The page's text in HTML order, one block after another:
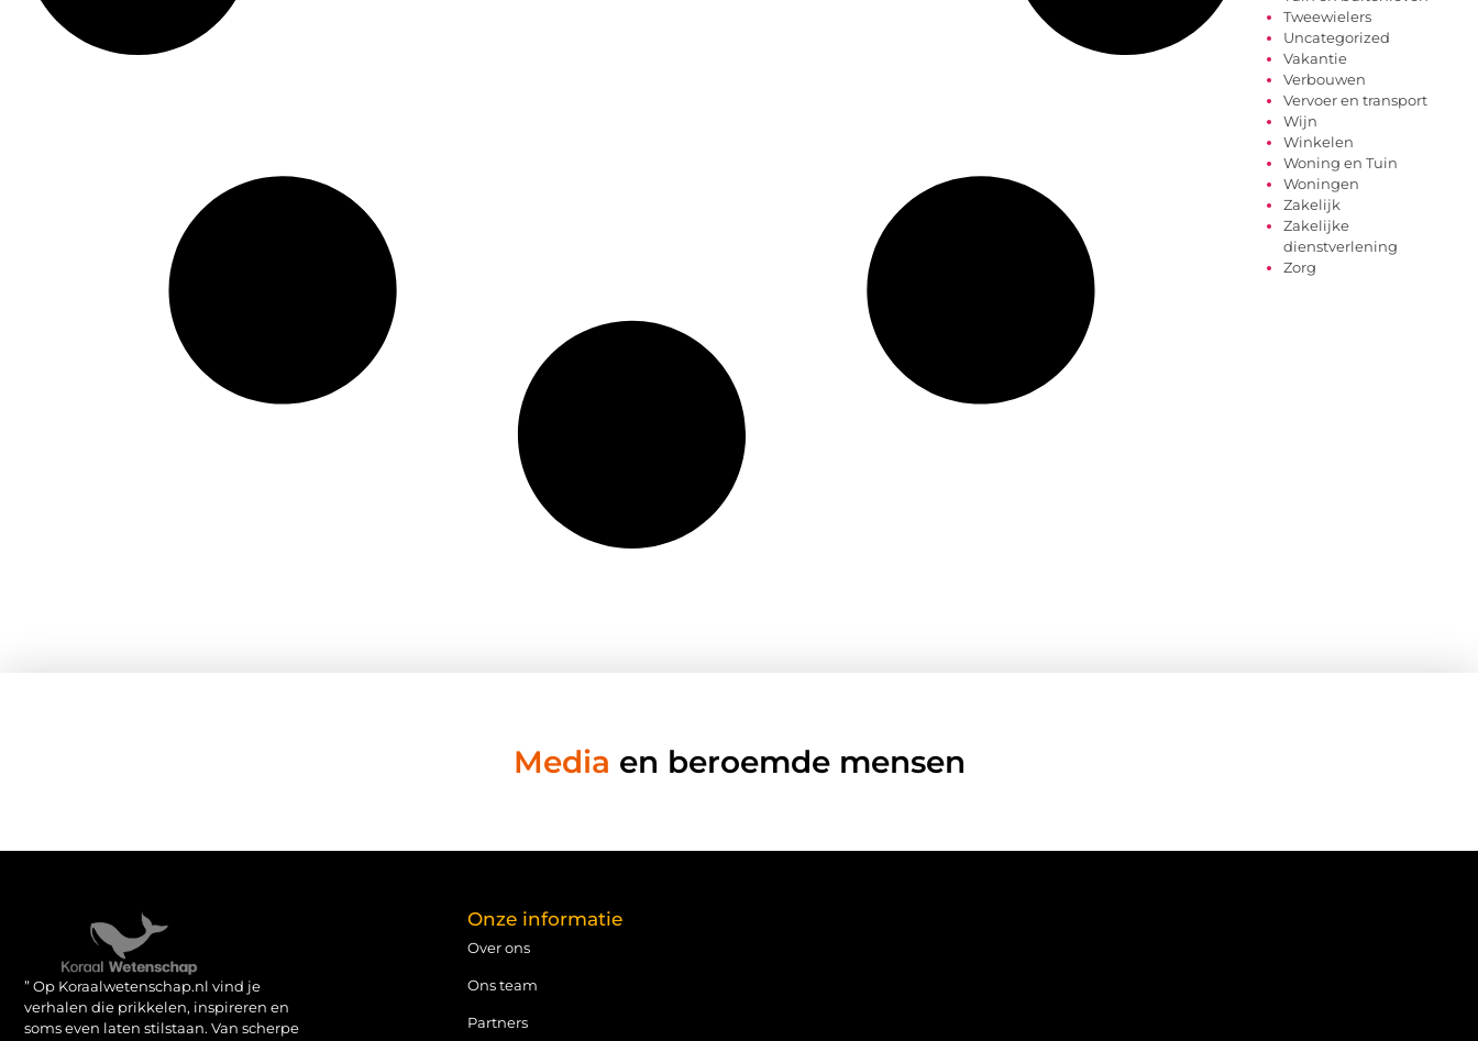
Tweewielers
Uncategorized
Vakantie
Verbouwen
Vervoer en transport
Wijn
Winkelen
Woning en Tuin
Woningen
Zakelijk
Zakelijke
dienstverlening
Zorg
Media en beroemde mensen
” Op Koraalwetenschap.nl vind je
verhalen die prikkelen, inspireren en
soms even laten stilstaan. Van scherpe
Onze informatie
Over ons
Ons team
Partners